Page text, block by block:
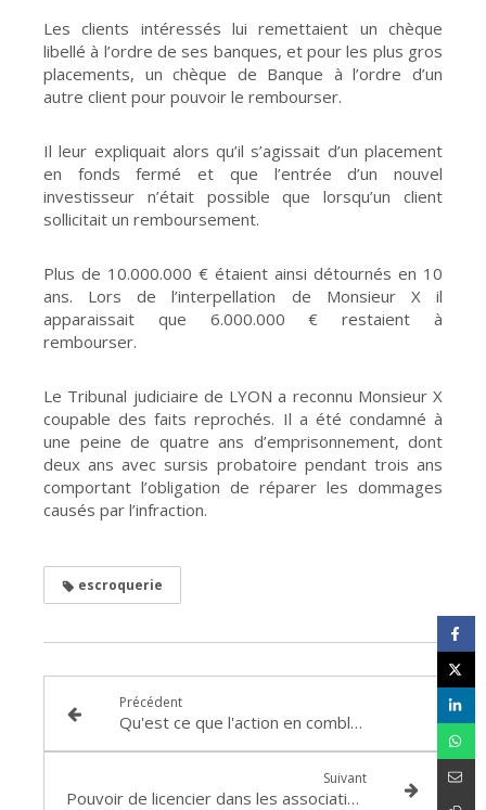
Les clients intéressés lui remettaient un chèque
libellé à l’ordre de ses banques, et pour les plus gros
placements, un chèque de Banque à l’ordre d’un
autre client pour pouvoir le rembourser.
Il leur expliquait alors qu’il s’agissait d’un placement
en fonds fermé et que l’entrée d’un nouvel
investisseur n’était possible que lorsqu’un client
sollicitait un remboursement.
Plus de 10.000.000 € étaient ainsi détournés en 10
ans. Lors de l’interpellation de Monsieur X il
apparaissait que 6.000.000 € restaient à
rembourser.
Le Tribunal judiciaire de LYON a reconnu Monsieur X
coupable des faits reprochés. Il a été condamné à
une peine de quatre ans d’emprisonnement, dont
deux ans avec sursis probatoire pendant trois ans
comportant l’obligation de réparer les dommages
causés par l’infraction.
escroquerie
Précédent
Qu'est ce que l'action en comblement de passif ?
Suivant
Pouvoir de licencier dans les associations : rappel des contours d’une jurisprudence exigeante